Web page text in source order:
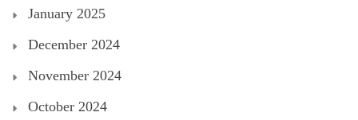
January 2025
December 2024
November 2024
October 2024